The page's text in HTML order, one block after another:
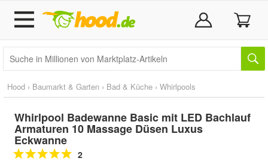
Hood › Baumarkt & Garten › Bad & Küche › Whirlpools
Whirlpool Badewanne Basic mit LED Bachlauf
Armaturen 10 Massage Düsen Luxus
Eckwanne
2